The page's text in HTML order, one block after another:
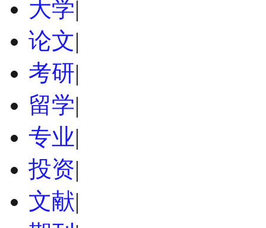
大学|
论文|
考研|
留学|
专业|
投资|
文献|